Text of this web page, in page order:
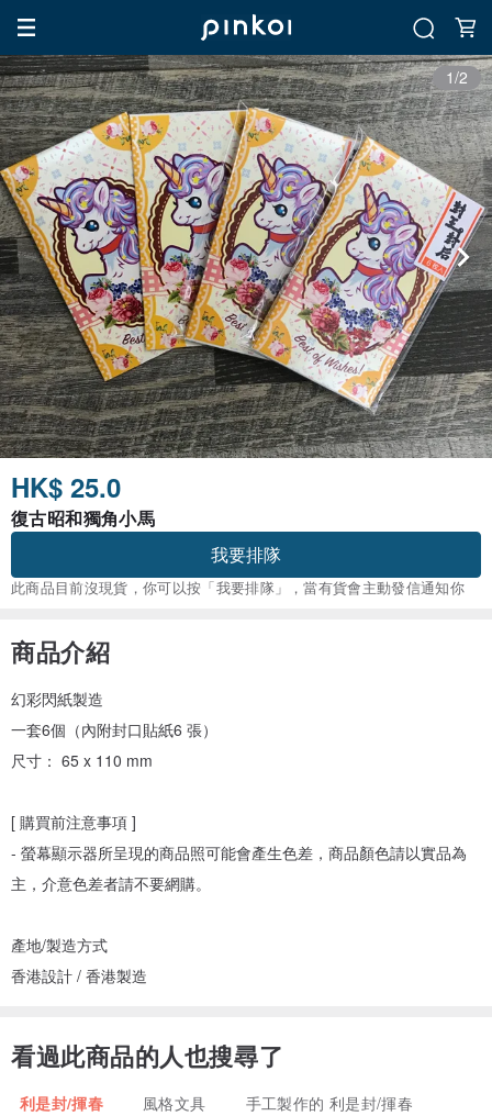
1/2
HK$ 25.0
復古昭和獨角小馬
我要排隊
此商品目前沒現貨，你可以按「我要排隊」，當有貨會主動發信通知你
商品介紹
幻彩閃紙製造
一套6個（內附封口貼紙6 張）
尺寸： 65 x 110 mm
[ 購買前注意事項 ]
- 螢幕顯示器所呈現的商品照可能會產生色差，商品顏色請以實品為
主，介意色差者請不要網購。
產地/製造方式
香港設計 / 香港製造
看過此商品的人也搜尋了
利是封/揮春 風格文具 手工製作的 利是封/揮春